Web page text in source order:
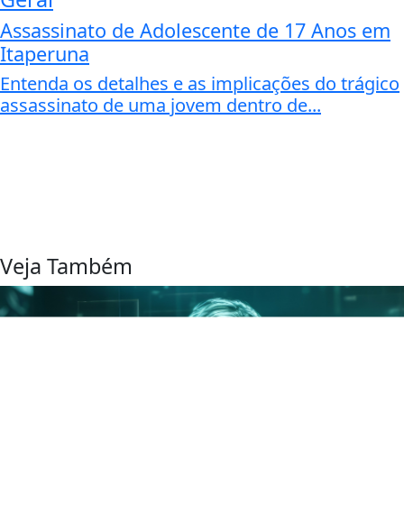
Assassinato de Adolescente de 17 Anos em
Itaperuna
Entenda os detalhes e as implicações do trágico
assassinato de uma jovem dentro de...
Veja Também